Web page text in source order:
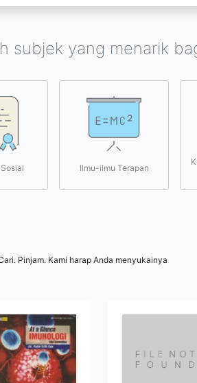
subjek yang menarik
Ilmu-ilmu Terapan
Pinjam. Kami harap Anda menyukainya